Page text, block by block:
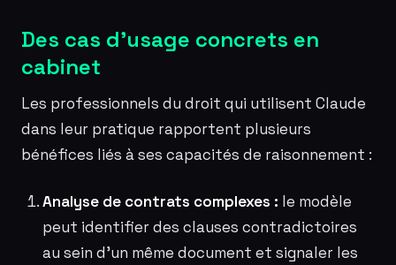
Des cas d’usage concrets en
cabinet
Les professionnels du droit qui utilisent Claude
dans leur pratique rapportent plusieurs
bénéfices liés à ses capacités de raisonnement :
Analyse de contrats complexes : le modèle
peut identifier des clauses contradictoires
au sein d’un même document et signaler les